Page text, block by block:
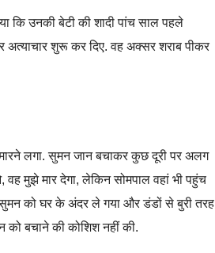
कि उनकी बेटी की शादी पांच साल पहले
शुरू कर दिए. वह अक्सर शराब पीकर
लगा. सुमन जान बचाकर कुछ दूरी पर अलग
मुझे मार देगा, लेकिन सोमपाल वहां भी पहुंच
सुमन को घर के अंदर ले गया और डंडों से बुरी तरह
को बचाने की कोशिश नहीं की.